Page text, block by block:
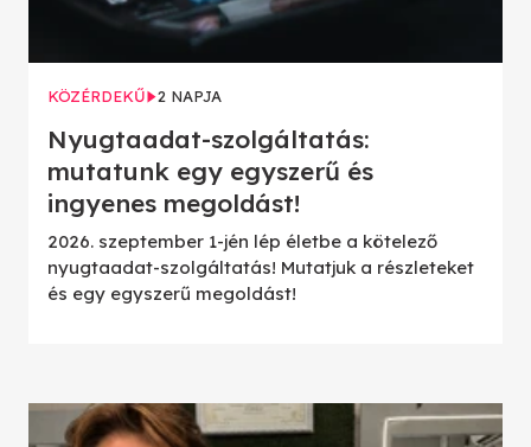
KÖZÉRDEKŰ 2 NAPJA
Nyugtaadat-szolgáltatás:
mutatunk egy egyszerű és
ingyenes megoldást!
2026. szeptember 1-jén lép életbe a kötelező
nyugtaadat-szolgáltatás! Mutatjuk a részleteket
és egy egyszerű megoldást!